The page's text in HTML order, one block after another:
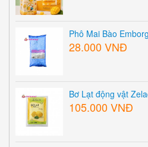
Phô Mai Bào
28.000 VNĐ
Bơ Lạt động vật
105.000 VNĐ